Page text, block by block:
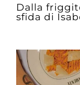
Dalla
sfida di